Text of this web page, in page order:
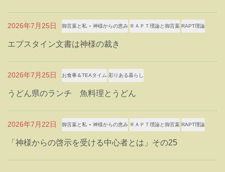
2026年7月25日 御言葉と私 ⋆ 神様からの恵み ＲＡＰＴ理論と御言葉 RAPT理論
エプスタイン文書は神様の裁き
2026年7月25日 お食事＆TEAタイム 彩りある暮らし
うどん県のランチ 魚料理とうどん
2026年7月22日 御言葉と私 ⋆ 神様からの恵み ＲＡＰＴ理論と御言葉 RAPT理論
「神様からの啓示を受ける中心者とは」その25